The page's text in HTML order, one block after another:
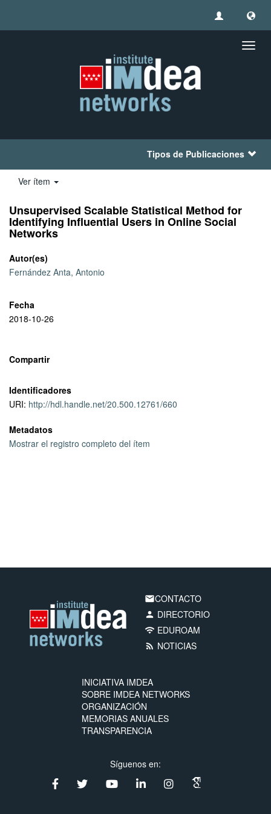
Tipos de Publicaciones
Ver ítem
Unsupervised Scalable Statistical Method for
Identifying Influential Users in Online Social
Networks
Autor(es)
Fernández Anta, Antonio
Fecha
2018-10-26
Compartir
Identificadores
URI: http://hdl.handle.net/20.500.12761/660
Metadatos
Mostrar el registro completo del ítem
emailCONTACTO
person DIRECTORIO
wifi EDUROAM
rss_feed NOTICIAS
INICIATIVA IMDEA
SOBRE IMDEA NETWORKS
ORGANIZACIÓN
MEMORIAS ANUALES
TRANSPARENCIA
Síguenos en: